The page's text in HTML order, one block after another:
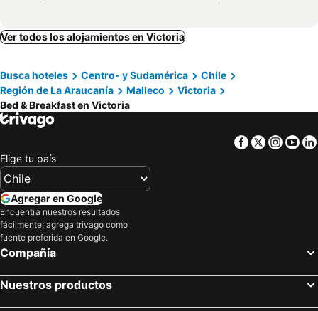
Ver todos los alojamientos en Victoria
Busca hoteles Centro- y Sudamérica
Chile
Región de La Araucanía
Malleco
Victoria
Bed & Breakfast en Victoria
Facebook
Twitter
Elige tu país
Agregar en Google
Encuentra nuestros resultados
fácilmente: agrega trivago como
fuente preferida en Google.
Compañía
Nuestros productos